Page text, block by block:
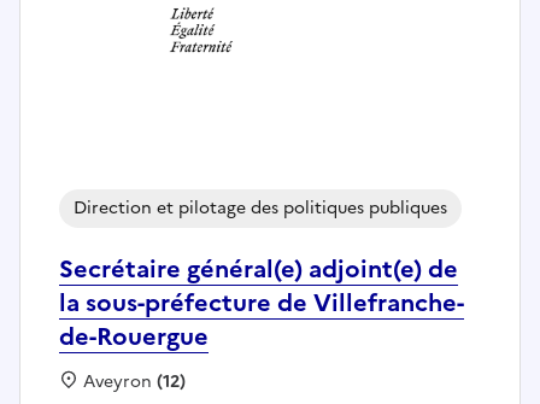
Secrétaire général(e) adjoint(e) de
la sous-préfecture de Villefranche-
de-Rouergue
Direction et pilotage des politiques publiques
Localisation :
Aveyron (12)